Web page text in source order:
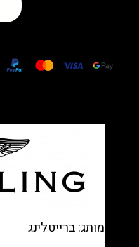
Chronomat
chronograph,
(העתק)
מותג: ברייטלינג